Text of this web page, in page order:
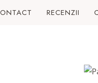
RECENZII